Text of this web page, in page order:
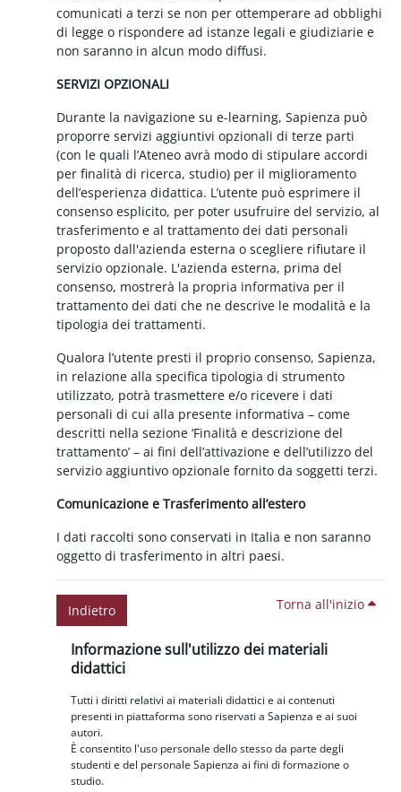
comunicati a terzi se non per ottemperare ad obblighi
di legge o rispondere ad istanze legali e giudiziarie e
non saranno in alcun modo diffusi.
SERVIZI OPZIONALI
Durante la navigazione su e-learning, Sapienza può
proporre servizi aggiuntivi opzionali di terze parti
(con le quali l’Ateneo avrà modo di stipulare accordi
per finalità di ricerca, studio) per il miglioramento
dell’esperienza didattica. L’utente può esprimere il
consenso esplicito, per poter usufruire del servizio, al
trasferimento e al trattamento dei dati personali
proposto dall'azienda esterna o scegliere rifiutare il
servizio opzionale. L'azienda esterna, prima del
consenso, mostrerà la propria informativa per il
trattamento dei dati che ne descrive le modalità e la
tipologia dei trattamenti.
Qualora l’utente presti il proprio consenso, Sapienza,
in relazione alla specifica tipologia di strumento
utilizzato, potrà trasmettere e/o ricevere i dati
personali di cui alla presente informativa – come
descritti nella sezione ‘Finalità e descrizione del
trattamento’ – ai fini dell’attivazione e dell’utilizzo del
servizio aggiuntivo opzionale fornito da soggetti terzi.
Comunicazione e Trasferimento all’estero
I dati raccolti sono conservati in Italia e non saranno
oggetto di trasferimento in altri paesi.
Indietro Torna all'inizio
Blocchi
Informazione sull'utilizzo dei materiali
didattici
Tutti i diritti relativi ai materiali didattici e ai contenuti
presenti in piattaforma sono riservati a Sapienza e ai suoi
autori.
È consentito l'uso personale dello stesso da parte degli
studenti e del personale Sapienza ai fini di formazione o
studio.